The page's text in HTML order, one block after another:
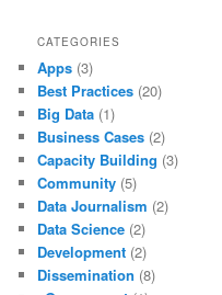
CATEGORIES
Apps (3)
Best Practices (20)
Big Data (1)
Business Cases (2)
Capacity Building (3)
Community (5)
Data Journalism (2)
Data Science (2)
Development (2)
Dissemination (8)